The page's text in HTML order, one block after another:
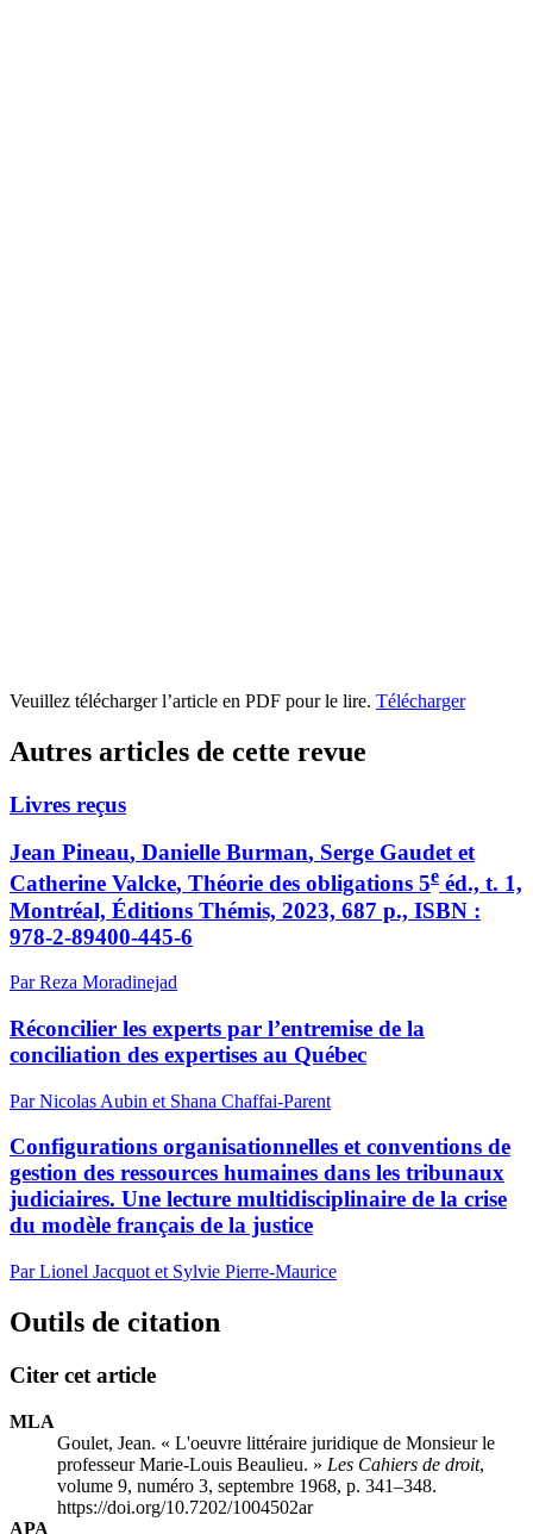
Veuillez télécharger l’article en PDF pour le lire. Télécharger
Autres articles de cette revue
Livres reçus
Jean Pineau, Danielle Burman, Serge Gaudetet
Catherine Valcke, Théorie des obligations 5e éd., t. 1,
Montréal, Éditions Thémis, 2023, 687 p., ISBN :
978-2-89400-445-6
Par Reza Moradinejad
Réconcilier les experts par l’entremise de la
conciliation des expertises au Québec
Par Nicolas Aubin et Shana Chaffai-Parent
Configurations organisationnelles et conventions de
gestion des ressources humaines dans les tribunaux
judiciaires. Une lecture multidisciplinaire de la crise
du modèle français de la justice
Par Lionel Jacquot et Sylvie Pierre-Maurice
Outils de citation
Citer cet article
MLA
Goulet, Jean. « L'oeuvre littéraire juridique de Monsieur le
professeur Marie-Louis Beaulieu. » Les Cahiers de droit,
volume 9, numéro 3, septembre 1968, p. 341–348.
https://doi.org/10.7202/1004502ar
APA